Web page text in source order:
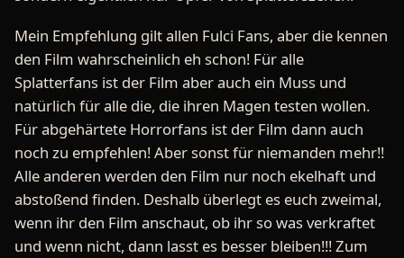
Mein Empfehlung gilt allen Fulci Fans, aber die kennen
den Film wahrscheinlich eh schon! Für alle
Splatterfans ist der Film aber auch ein Muss und
natürlich für alle die, die ihren Magen testen wollen.
Für abgehärtete Horrorfans ist der Film dann auch
noch zu empfehlen! Aber sonst für niemanden mehr!!
Alle anderen werden den Film nur noch ekelhaft und
abstoßend finden. Deshalb überlegt es euch zweimal,
wenn ihr den Film anschaut, ob ihr so was verkraftet
und wenn nicht, dann lasst es besser bleiben!!! Zum